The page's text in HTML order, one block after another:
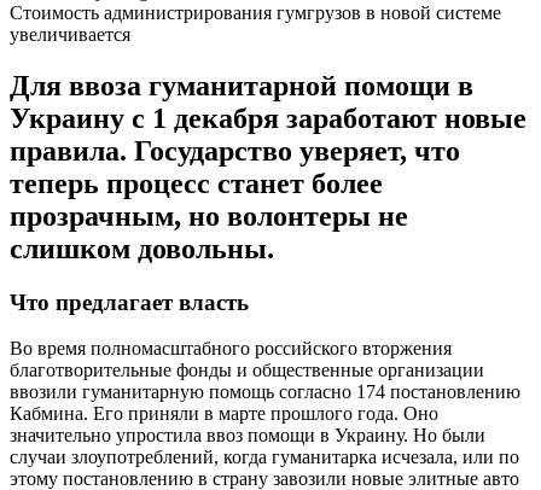
Стоимость администрирования гумгрузов в новой системе
увеличивается
Для ввоза гуманитарной помощи в
Украину с 1 декабря заработают новые
правила. Государство уверяет, что
теперь процесс станет более
прозрачным, но волонтеры не
слишком довольны.
Что предлагает власть
Во время полномасштабного российского вторжения
благотворительные фонды и общественные организации
ввозили гуманитарную помощь согласно 174 постановлению
Кабмина. Его приняли в марте прошлого года. Оно
значительно упростила ввоз помощи в Украину. Но были
случаи злоупотреблений, когда гуманитарка исчезала, или по
этому постановлению в страну завозили новые элитные авто